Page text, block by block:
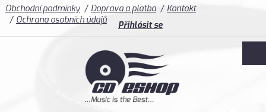
Obchodní podmínky Doprava a platba
Kontakt
Ochrana osobních údajů
Přihlásit se